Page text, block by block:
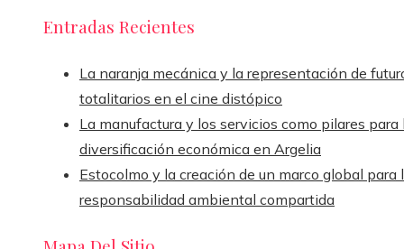
Entradas Recientes
La naranja mecánica y la representación de
totalitarios en el cine distópico
La manufactura y los servicios como pilares para
diversificación económica en Argelia
Estocolmo y la creación de un marco global para
responsabilidad ambiental compartida